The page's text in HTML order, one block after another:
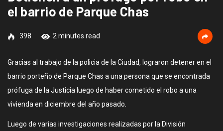
el barrio de Parque Chas
398 2 minutes read
Gracias al trabajo de la policia de la Ciudad, lograron detener en el
barrio porteño de Parque Chas a una persona que se encontrada
prófuga de la Justicia luego de haber cometido el robo a una
vivienda en diciembre del año pasado.
Luego de varias investigaciones realizadas por la División